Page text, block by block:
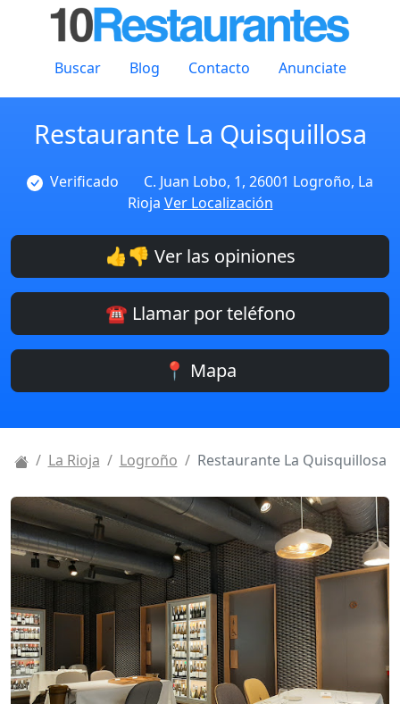
Buscar Blog Contacto Anunciate
Restaurante La Quisquillosa
Verificado
C. Juan Lobo, 1, 26001 Logroño, La
Rioja Ver Localización
👍👎 Ver las opiniones
☎️ Llamar por teléfono
📍 Mapa
La Rioja Logroño Restaurante La Quisquillosa